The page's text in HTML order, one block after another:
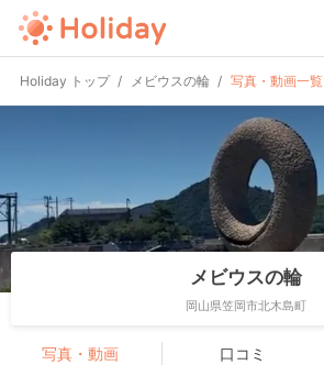
Holiday トップ メビウスの輪 写真・動画一覧
メビウスの輪
岡山県笠岡市北木島町
写真・動画 口コミ